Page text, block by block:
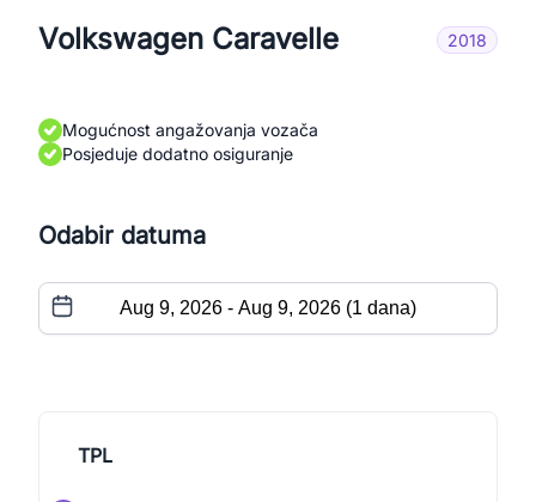
Volkswagen Caravelle 2018
Mogućnost angažovanja vozača
Posjeduje dodatno osiguranje
Odabir datuma
TPL